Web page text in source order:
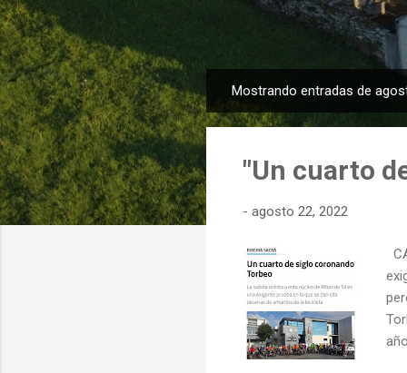
n
Mostrando entradas de
"Un cuarto
- agosto 22, 2022